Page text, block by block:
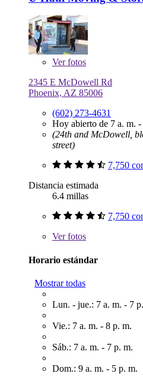
Verfotos
2345 E McDowell Rd
Phoenix, AZ 85006
(602) 273-4631
Hoy abierto de 7 a. m. -
(24th and McDowell,
street)
7,750
Distancia estimada
6.4 millas
7,750
Verfotos
Horario estándar
Mostrar todas
Lun. - jue.: 7 a. m. - 7
Vie.: 7 a. m. - 8 p. m.
Sáb.: 7 a. m. - 7 p. m.
Dom.: 9 a. m. - 5 p. m.